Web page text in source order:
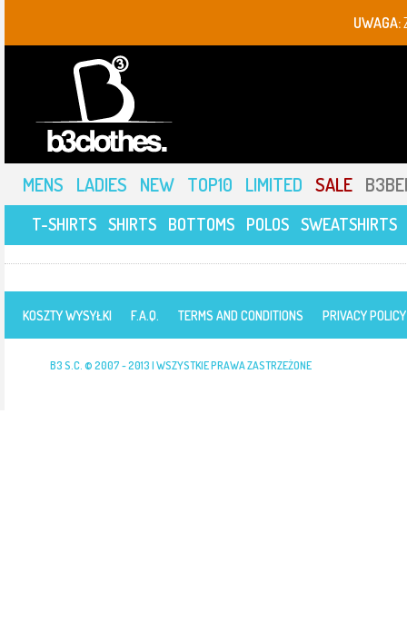
UWAGA:
MENS LADIES NEW TOP10 LIMITED SALE
T-SHIRTS SHIRTS BOTTOMS POLOS SWEATSHIRTS
KOSZTY WYSYŁKI F.A.Q. TERMS AND CONDITIONS PRIVACY POLICY
B3 S.C. © 2007 - 2013 | WSZYSTKIE PRAWA ZASTRZEŻONE